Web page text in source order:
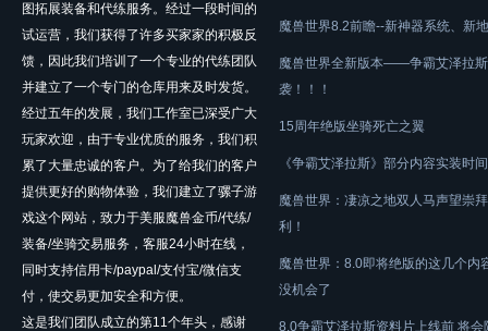
图拓展装备和代练服务。经过一段时间的
试运营，我们获得了许多买家家的积极反
馈，因此我们培训了一个专业的代练团队
并建立了一个专门的仓库用来及时发货。
经过五年的发展，我们工作室已深受广大
玩家欢迎，由于专业优质的服务，我们积
累了大量忠诚的客户。为了给我们的客户
提供更好的购物体验，我们建立了骡子游
戏这个网站，致力于美服魔兽金币/代练/
装备/坐骑交易服务，客服24小时在线，
同时支持信用卡/paypal/支付宝/微信支
付，使交易更加安全和方便。
这是我们团队成立的第11个年头，感谢
魔兽世界8.2前瞻--新神器系统、新
魔兽世界全新版本——争霸艾泽拉
袭！！！
15周年绝版坐骑死亡之翼
《争霸艾泽拉斯》部分内容实装时
魔兽世界：凄凉之地双人马声望崇
利！
魔兽世界：8.0即将绝版的这几个内
没机会了
8.0争霸艾泽拉斯资料片上线前 将会